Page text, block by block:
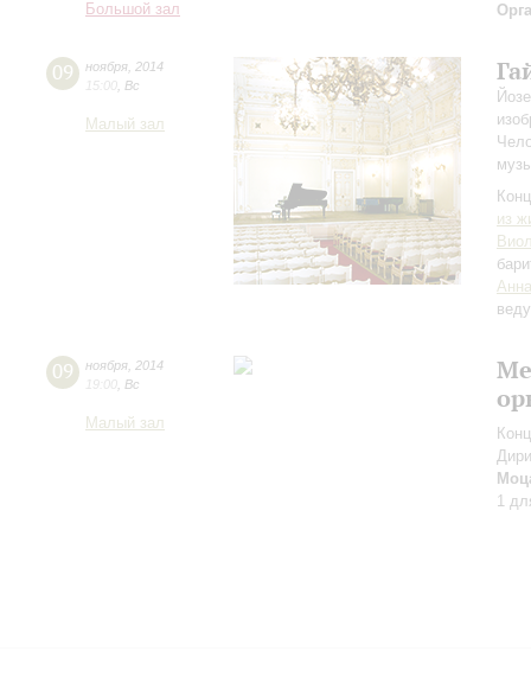
Большой зал
09 ноября 2014
15:00 Вс
Малый зал
из
09 ноября 2014
19:00 Вс
Малый зал
1